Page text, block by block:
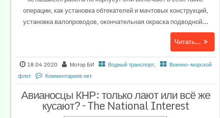
операции, как установка обтекателей и мачтовых конструкций,
установка валопроводов, окончательная окраска подводной...
Читать...
18.04.2020 Мотор БИ Водный транспорт,
Военно-морской
флот
Комментариев нет
Авианосцы КНР: только лают или всё же
кусают? – The National Interest